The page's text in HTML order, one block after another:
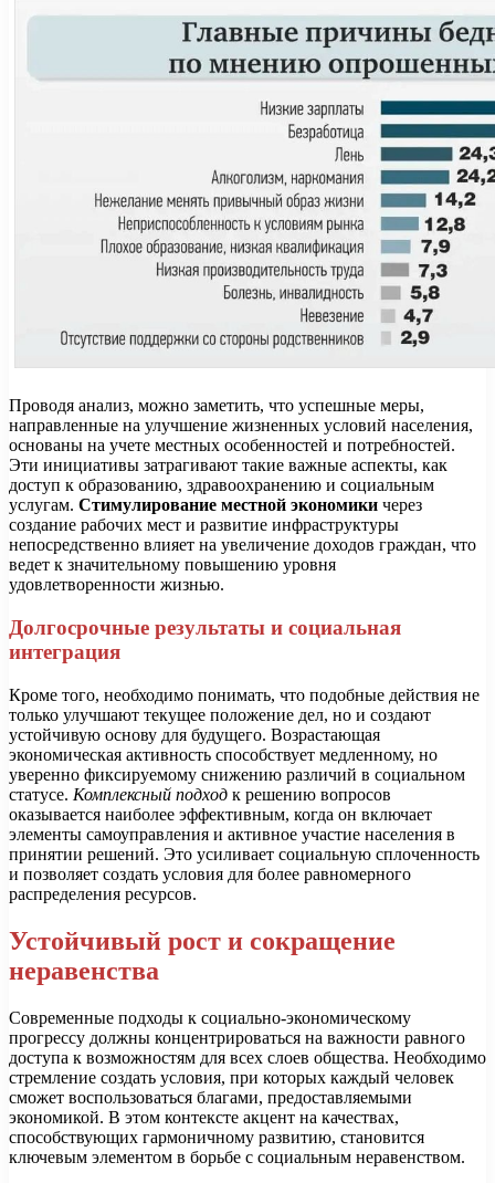
Проводя анализ, можно заметить, что успешные меры,
направленные на улучшение жизненных условий населения,
основаны на учете местных особенностей и потребностей.
Эти инициативы затрагивают такие важные аспекты, как
доступ к образованию, здравоохранению и социальным
услугам. Стимулирование местной экономики через
создание рабочих мест и развитие инфраструктуры
непосредственно влияет на увеличение доходов граждан, что
ведет к значительному повышению уровня
удовлетворенности жизнью.
Долгосрочные результаты и социальная
интеграция
Кроме того, необходимо понимать, что подобные действия не
только улучшают текущее положение дел, но и создают
устойчивую основу для будущего. Возрастающая
экономическая активность способствует медленному, но
уверенно фиксируемому снижению различий в социальном
статусе. Комплексный подход к решению вопросов
оказывается наиболее эффективным, когда он включает
элементы самоуправления и активное участие населения в
принятии решений. Это усиливает социальную сплоченность
и позволяет создать условия для более равномерного
распределения ресурсов.
Устойчивый рост и сокращение
неравенства
Современные подходы к социально-экономическому
прогрессу должны концентрироваться на важности равного
доступа к возможностям для всех слоев общества. Необходимо
стремление создать условия, при которых каждый человек
сможет воспользоваться благами, предоставляемыми
экономикой. В этом контексте акцент на качествах,
способствующих гармоничному развитию, становится
ключевым элементом в борьбе с социальным неравенством.